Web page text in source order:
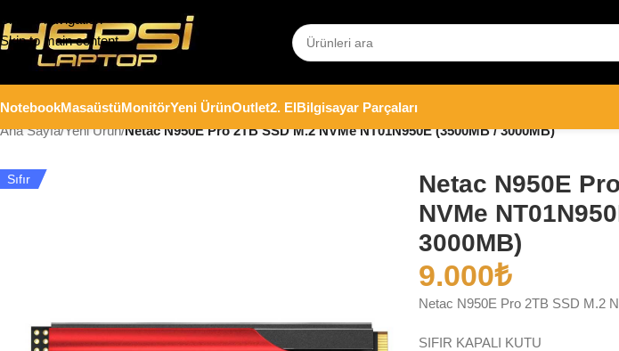
Skip to navigation
Skip to main content
NotebookMasaüstüMonitörYeni ÜrünOutlet2. ElBilgisayar Parçaları
Ana Sayfa/Yeni Ürün/Netac N950E Pro 2TB SSD M.2 NVMe NT01N950E (3500MB / 3000MB)
Sıfır
Netac N950E
NVMe
3000MB)
9.000₺
Netac N950E Pro 2TB SSD M.2
SIFIR KAPALI KUTU